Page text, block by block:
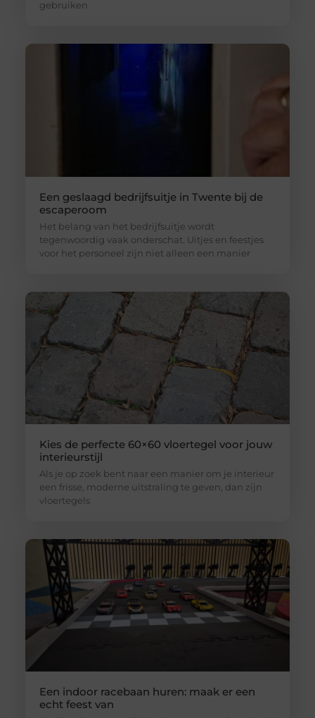
gebruiken
Een geslaagd bedrijfsuitje in Twente bij de
escaperoom
Het belang van het bedrijfsuitje wordt
tegenwoordig vaak onderschat. Uitjes en feestjes
voor het personeel zijn niet alleen een manier
Kies de perfecte 60×60 vloertegel voor jouw
interieurstijl
Als je op zoek bent naar een manier om je interieur
een frisse, moderne uitstraling te geven, dan zijn
vloertegels
Een indoor racebaan huren: maak er een
echt feest van